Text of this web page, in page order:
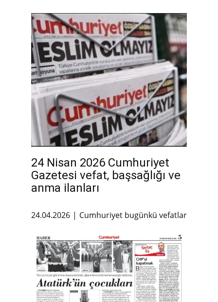
24 Nisan 2026 Cumhuriyet
Gazetesi vefat, başsağlığı ve
anma ilanları
24.04.2026 Cumhuriyet bugünkü vefatlar